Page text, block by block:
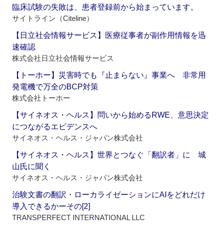
臨床試験の失敗は、患者登録前から始まっています。
サイトライン（Citeline）
【日立社会情報サービス】医療従事者が副作用情報を迅
速確認
株式会社日立社会情報サービス
【トーホー】災害時でも『止まらない』事業へ 非常用
発電機で万全のBCP対策
株式会社トーホー
【サイネオス・ヘルス】問いから始めるRWE、意思決定
につながるエビデンスへ
サイネオス・ヘルス・ジャパン株式会社
【サイネオス・ヘルス】世界とつなぐ「翻訳者」に 城
山氏に聞く
サイネオス・ヘルス・ジャパン株式会社
治験文書の翻訳・ローカライゼーションにAIをどれだけ
導入できるかーその[2]
TRANSPERFECT INTERNATIONAL LLC